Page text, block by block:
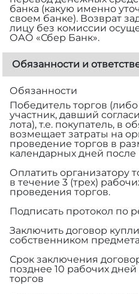
банка (какую именно
своем банке). Возврат
лицу без комиссии
ОАО «Сбер Банк».
Обязанности и
Обязанности
Победитель торгов
участник, давший
лота), т.е. покупатель, в
возмещает затраты на
проведение торгов в
календарных дней
Оплатить организатору
в течение 3 (трех)
проведения торгов.
Подписать протокол по
Заключить договор
собственником
Срок заключения
позднее 10 рабочих
торгов